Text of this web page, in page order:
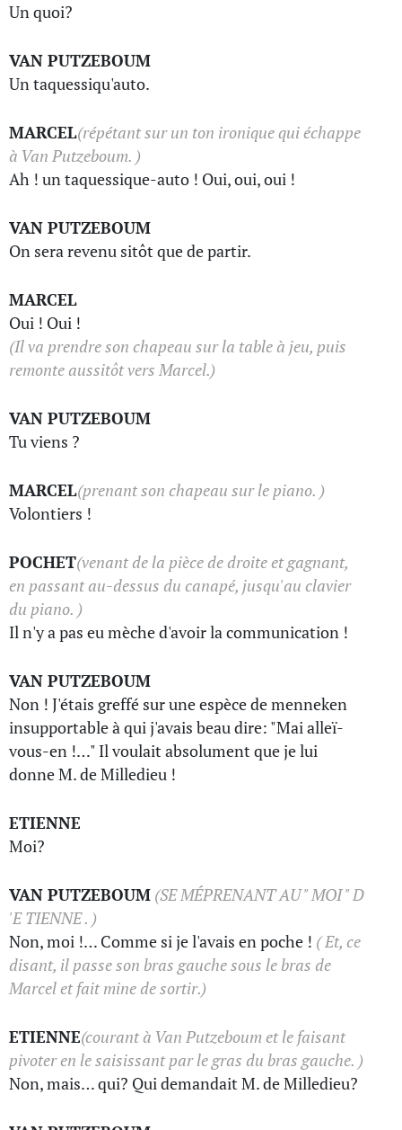
Un quoi?
VAN PUTZEBOUM
Un taquessiqu'auto.
MARCEL(répétant sur un ton ironique qui échappe
à Van Putzeboum. )
Ah ! un taquessique-auto ! Oui, oui, oui !
VAN PUTZEBOUM
On sera revenu sitôt que de partir.
MARCEL
Oui ! Oui !
(Il va prendre son chapeau sur la table à jeu, puis
remonte aussitôt vers Marcel.)
VAN PUTZEBOUM
Tu viens ?
MARCEL(prenant son chapeau sur le piano. )
Volontiers !
POCHET(venant de la pièce de droite et gagnant,
en passant au-dessus du canapé, jusqu'au clavier
du piano. )
Il n'y a pas eu mèche d'avoir la communication !
VAN PUTZEBOUM
Non ! J'étais greffé sur une espèce de menneken
insupportable à qui j'avais beau dire: "Mai alleï-
vous-en !…" Il voulait absolument que je lui
donne M. de Milledieu !
ETIENNE
Moi?
VAN PUTZEBOUM (SE MÉPRENANT AU " MOI " D
'E TIENNE . )
Non, moi !… Comme si je l'avais en poche ! ( Et, ce
disant, il passe son bras gauche sous le bras de
Marcel et fait mine de sortir.)
ETIENNE(courant à Van Putzeboum et le faisant
pivoter en le saisissant par le gras du bras gauche. )
Non, mais… qui? Qui demandait M. de Milledieu?